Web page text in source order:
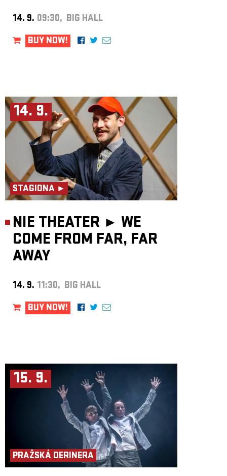
14. 9. 09:30, BIG HALL
BUY NOW!
14. 9.
STAGIONA ►
NIE THEATER ► WE
COME FROM FAR, FAR
AWAY
14. 9. 11:30, BIG HALL
BUY NOW!
15. 9.
PRAŽSKÁ DERINERA